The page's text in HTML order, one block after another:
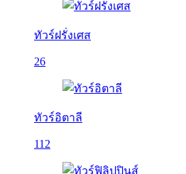
ทัวร์ฝรั่งเศส
26
ทัวร์อิตาลี
112